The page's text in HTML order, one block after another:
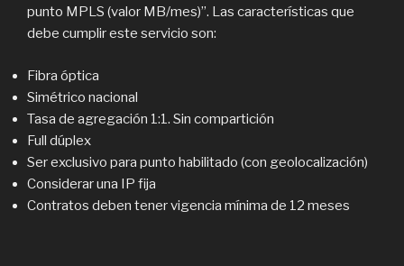
punto MPLS (valor MB/mes)”. Las características que
debe cumplir este servicio son:
Fibra óptica
Simétrico nacional
Tasa de agregación 1:1. Sin compartición
Full dúplex
Ser exclusivo para punto habilitado (con geolocalización)
Considerar una IP fija
Contratos deben tener vigencia mínima de 12 meses